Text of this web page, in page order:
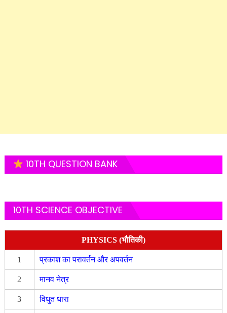
10TH QUESTION BANK
10TH SCIENCE OBJECTIVE
PHYSICS (भौतिकी)
1 प्रकाश का परावर्तन और अपवर्तन
2 मानव नेत्र
3 विधुत धारा